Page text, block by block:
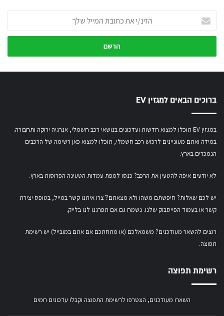
י
/
כ
ת
ב
ת
ה
י
ל
ל
ברוכים הבאים למגזין EV
במגזין EV תוכלו למצוא חדשות ועדכונים בנושאי רכב חשמלי, אנרגיה ירוקה ותחבורה.
במידה ואתם מעוניינים לרכוש רכב חשמלי, תוכלו למצוא כאן רשימה של הרכבים
הנמכרים בארץ.
לא יודעים איפה להטעין את הרכב? כנסו למפת עמדות הטעינה הפרוסות בארץ.
יש לכם שאלות? חיפשתם משהו ולא מצאתם?ֿ צרו איתנו קשר במייל, בטופס יצירת
קשראובעמוד הפייסבוק שלנו. נשמח גם אם תפרגנו לנו בלייק.
רוצים להשאר מעודכנים? משמאלכם (או מתחתכם אם אתם במובייל) יש רשימת
תפוצה.
רשימת תפוצה
השארו מעודכנים, הצטרפו לרשימת התפוצה וקבלו עדכונים חמים